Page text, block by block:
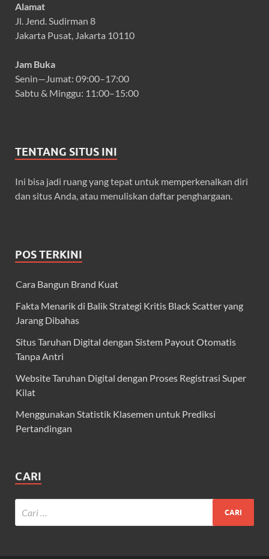
Alamat
Jl. Jend. Sudirman 8
Jakarta Pusat, Jakarta 10110
Jam Buka
Senin—Jumat: 09:00–17:00
Sabtu & Minggu: 11:00–15:00
TENTANG SITUS INI
Ini bisa jadi ruang yang tepat untuk memperkenalkan diri
dan situs Anda, atau menuliskan daftar penghargaan.
POS TERKINI
Cara Bangun Brand Kuat
Fakta Menarik di Balik Strategi Kritis Black Scatter yang
Jarang Dibahas
Situs Taruhan Digital dengan Sistem Payout Otomatis
Tanpa Antri
Website Taruhan Digital dengan Proses Registrasi Super
Kilat
Menggunakan Statistik Klasemen untuk Prediksi
Pertandingan
CARI